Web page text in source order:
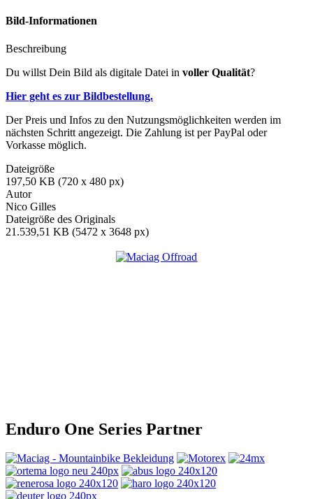
Bild-Informationen
Beschreibung
Du willst Dein Bild als digitale Datei in voller Qualität?
Hier geht es zur Bildbestellung.
Der Preis und Infos zu den Nutzungsmöglichkeiten werden im
nächsten Schritt angezeigt. Die Zahlung ist per PayPal oder
Vorkasse möglich.
Dateigröße
197,50 KB (720 x 480 px)
Autor
Nico Gilles
Dateigröße des Originals
21.539,51 KB (5472 x 3648 px)
Enduro One Series Partner